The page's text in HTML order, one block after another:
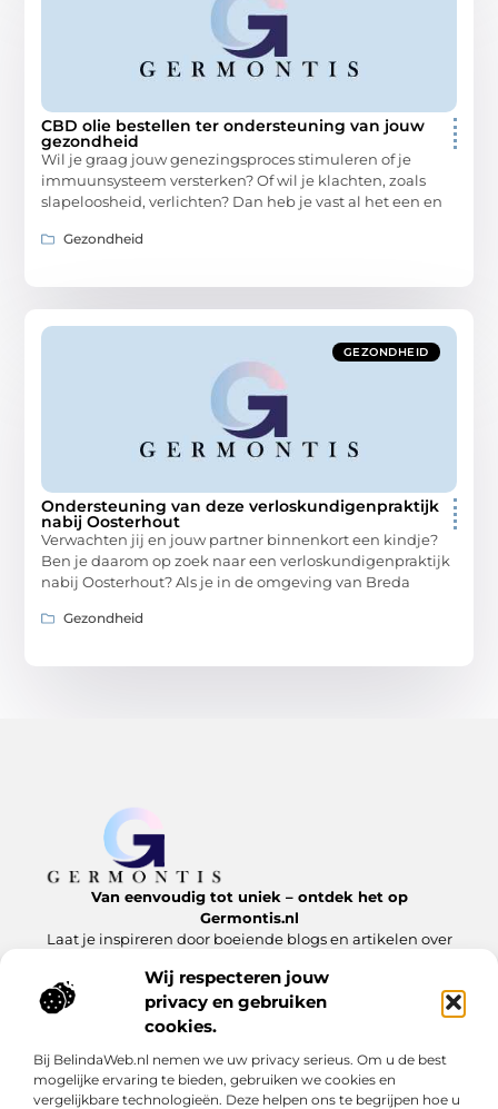
Wij respecteren jouw
privacy en gebruiken
cookies.
Bij BelindaWeb.nl nemen we uw privacy serieus. Om u de best
mogelijke ervaring te bieden, gebruiken we cookies en
vergelijkbare technologieën. Deze helpen ons te begrijpen hoe u
CBD olie bestellen ter ondersteuning van jouw
gezondheid
Wil je graag jouw genezingsproces stimuleren of je
immuunsysteem versterken? Of wil je klachten, zoals
slapeloosheid, verlichten? Dan heb je vast al het een en
Gezondheid
GEZONDHEID
Ondersteuning van deze verloskundigenpraktijk
nabij Oosterhout
Verwachten jij en jouw partner binnenkort een kindje?
Ben je daarom op zoek naar een verloskundigenpraktijk
nabij Oosterhout? Als je in de omgeving van Breda
Gezondheid
Van eenvoudig tot uniek – ontdek het op
Germontis.nl
Laat je inspireren door boeiende blogs en artikelen over
Bericht categorie
Onze informatie